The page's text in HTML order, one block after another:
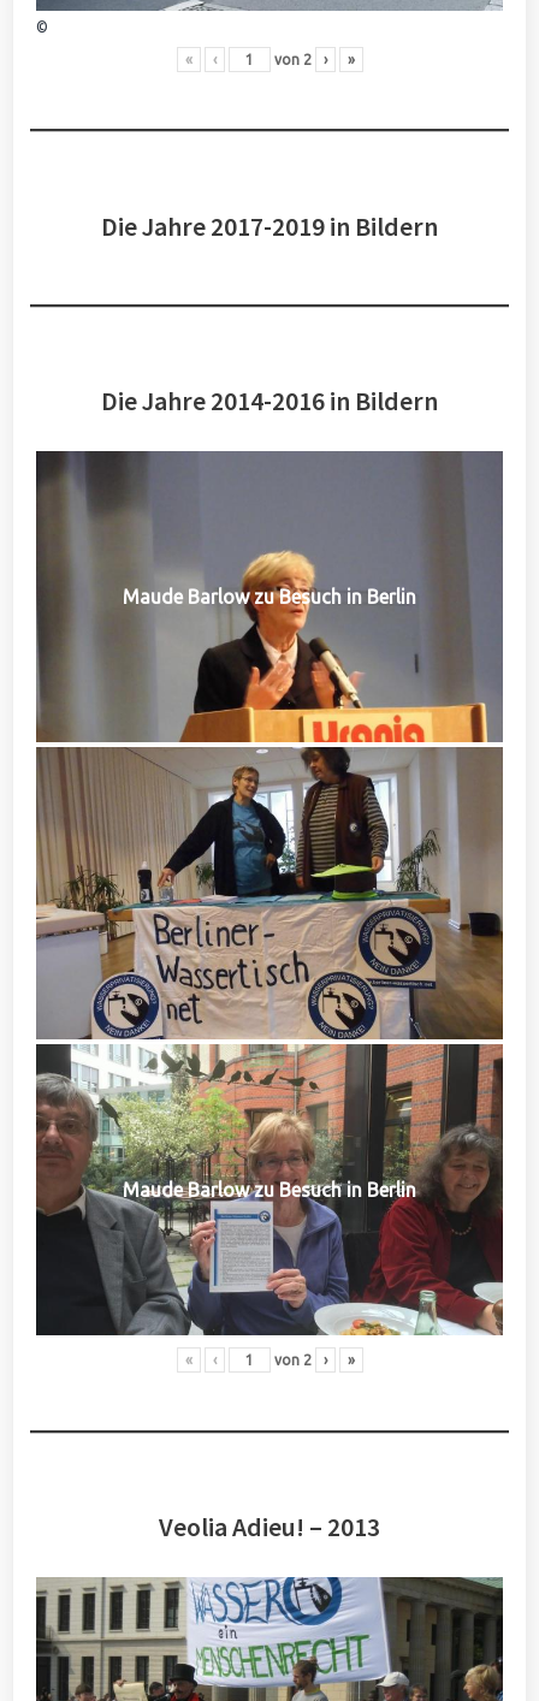
©
« ‹ von 2 › »
Die Jahre 2017-2019 in Bildern
Die Jahre 2014-2016 in Bildern
Maude Barlow zu Besuch in Berlin
Maude Barlow zu Besuch in Berlin
« ‹ von 2 › »
Veolia Adieu! – 2013